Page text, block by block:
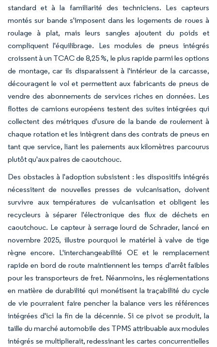
standard et à la familiarité des techniciens. Les capteurs
montés sur bande s'imposent dans les logements de roues à
roulage à plat, mais leurs sangles ajoutent du poids et
compliquent l'équilibrage. Les modules de pneus intégrés
croissent à un TCAC de 8,25 %, le plus rapide parmi les options
de montage, car ils disparaissent à l'intérieur de la carcasse,
découragent le vol et permettent aux fabricants de pneus de
vendre des abonnements de services riches en données. Les
flottes de camions européens testent des suites intégrées qui
collectent des métriques d'usure de la bande de roulement à
chaque rotation et les intègrent dans des contrats de pneus en
tant que service, liant les paiements aux kilomètres parcourus
plutôt qu'aux paires de caoutchouc.
Des obstacles à l'adoption subsistent : les dispositifs intégrés
nécessitent de nouvelles presses de vulcanisation, doivent
survivre aux températures de vulcanisation et obligent les
recycleurs à séparer l'électronique des flux de déchets en
caoutchouc. Le capteur à serrage lourd de Schrader, lancé en
novembre 2025, illustre pourquoi le matériel à valve de tige
règne encore. L'interchangeabilité OE et le remplacement
rapide en bord de route maintiennent les temps d'arrêt faibles
pour les transporteurs de fret. Néanmoins, les réglementations
en matière de durabilité qui monétisent la traçabilité du cycle
de vie pourraient faire pencher la balance vers les références
intégrées d'ici la fin de la décennie. Si ce pivot se produit, la
taille du marché automobile des TPMS attribuable aux modules
intégrés se multiplierait, redessinant les cartes concurrentielles